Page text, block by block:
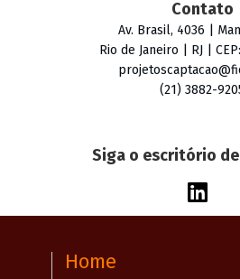
Contato
Av. Brasil, 4036 |
Rio de Janeiro | RJ |
(21) 3882-
Siga o escritório
Home